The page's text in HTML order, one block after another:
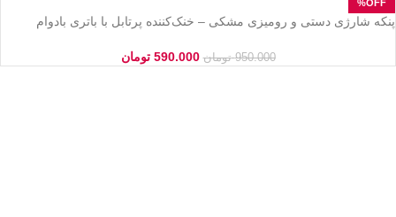
پنکه شارژی دستی و رومیزی مشکی – خنک‌کننده پرتابل با باتری بادوام
950.000 تومان 590.000 تومان